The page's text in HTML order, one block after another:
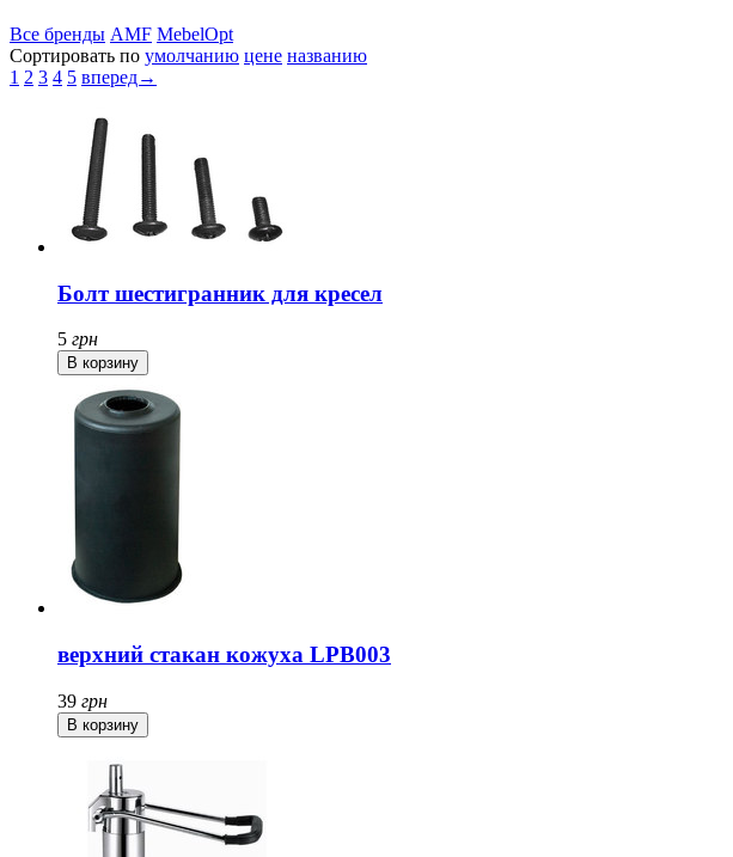
Все бренды AMF MebelOpt
Сортировать по умолчанию цене названию
1 2 3 4 5 вперед→
Болт шестигранник для кресел
5 грн
верхний стакан кожуха LPB003
39 грн